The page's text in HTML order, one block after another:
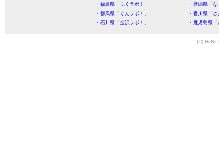
・福島県「ふくラボ！」
・新潟県「
・群馬県「ぐんラボ！」
・香川県「
・石川県「金沢ラボ！」
・鹿児島県
(C) HitBit